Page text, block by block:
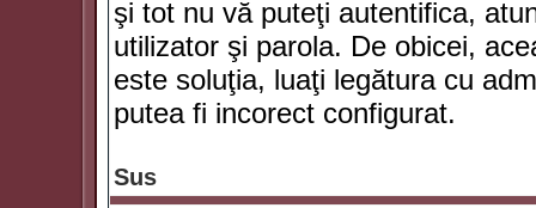
şi tot nu vă puteţi autentifica,
utilizator şi parola. De obicei,
este soluţia, luaţi legătura cu
putea fi incorect configurat.
Sus